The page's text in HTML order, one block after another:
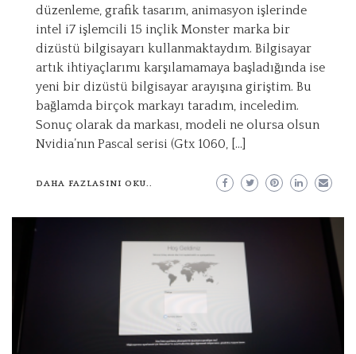
düzenleme, grafik tasarım, animasyon işlerinde
intel i7 işlemcili 15 inçlik Monster marka bir
dizüstü bilgisayarı kullanmaktaydım. Bilgisayar
artık ihtiyaçlarımı karşılamamaya başladığında ise
yeni bir dizüstü bilgisayar arayışına giriştim. Bu
bağlamda birçok markayı taradım, inceledim.
Sonuç olarak da markası, modeli ne olursa olsun
Nvidia’nın Pascal serisi (Gtx 1060, […]
DAHA FAZLASINI OKU..